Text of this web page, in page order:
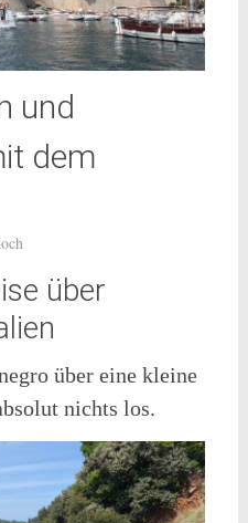
und
dem
über
über eine kleine
nichts los.